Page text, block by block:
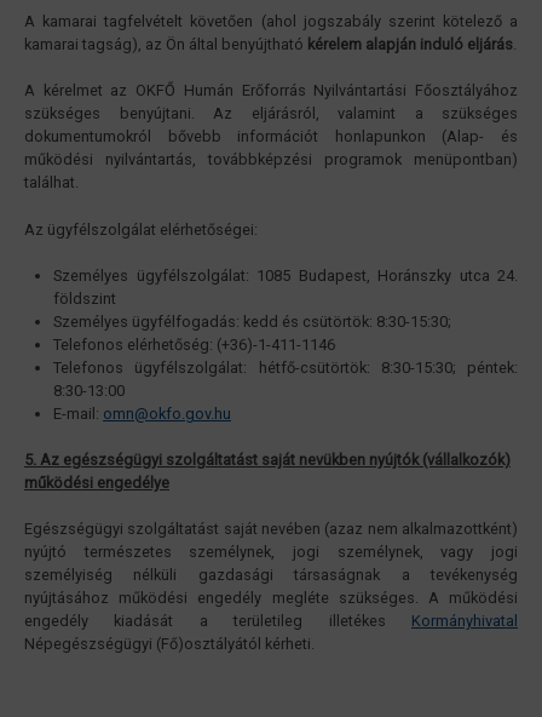
A kamarai tagfelvételt követően (ahol jogszabály szerint kötelező a
kamarai tagság), az Ön által benyújtható kérelem alapján induló eljárás.
A kérelmet az OKFŐ Humán Erőforrás Nyilvántartási Főosztályához
szükséges benyújtani. Az eljárásról, valamint a szükséges
dokumentumokról bővebb információt honlapunkon (Alap- és
működési nyilvántartás, továbbképzési programok menüpontban)
találhat.
Az ügyfélszolgálat elérhetőségei:
Személyes ügyfélszolgálat: 1085 Budapest, Horánszky utca 24.
földszint
Személyes ügyfélfogadás: kedd és csütörtök: 8:30-15:30;
Telefonos elérhetőség: (+36)-1-411-1146
Telefonos ügyfélszolgálat: hétfő-csütörtök: 8:30-15:30; péntek:
8:30-13:00
E-mail: omn@okfo.gov.hu
5. Az egészségügyi szolgáltatást saját nevükben nyújtók (vállalkozók)
működési engedélye
Egészségügyi szolgáltatást saját nevében (azaz nem alkalmazottként)
nyújtó természetes személynek, jogi személynek, vagy jogi
személyiség nélküli gazdasági társaságnak a tevékenység
nyújtásához működési engedély megléte szükséges. A működési
engedély kiadását a területileg illetékes Kormányhivatal
Népegészségügyi (Fő)osztályától kérheti.